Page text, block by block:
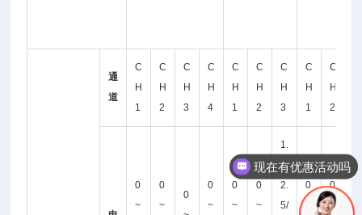
可以介绍下你们的产品么
通
道
C
H
1
C
H
2
C
H
3
C
H
4
C
H
1
C
H
2
C
H
3
C
H
1
C
H
2
0
~
0
~
0
0
~
0
~
0
~
1.
8/
2.
5/
0
0
~
~